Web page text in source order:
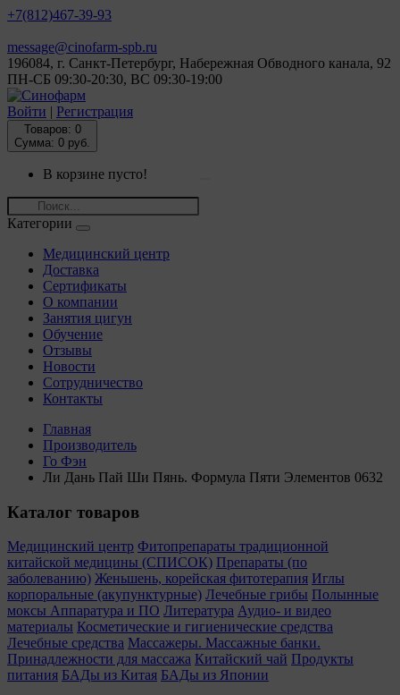
+7(812)467-39-93
message@cinofarm-spb.ru
196084, г. Санкт-Петербург, Набережная Обводного канала, 92
ПН-СБ 09:30-20:30, ВС 09:30-19:00
Войти | Регистрация
Товаров: 0
Сумма: 0 руб.
В корзине пусто!
Категории
Медицинский центр
Доставка
Сертификаты
О компании
Занятия цигун
Обучение
Отзывы
Новости
Сотрудничество
Контакты
Главная
Производитель
Го Фэн
Ли Дань Пай Ши Пянь. Формула Пяти Элементов 0632
Каталог товаров
Медицинский центр Фитопрепараты традиционной
китайской медицины (СПИСОК) Препараты (по
заболеванию) Женьшень, корейская фитотерапия Иглы
корпоральные (акупунктурные) Лечебные грибы Полынные
моксы Аппаратура и ПО Литература Аудио- и видео
материалы Косметические и гигиенические средства
Лечебные средства Массажеры. Массажные банки.
Принадлежности для массажа Китайский чай Продукты
питания БАДы из Китая БАДы из Японии